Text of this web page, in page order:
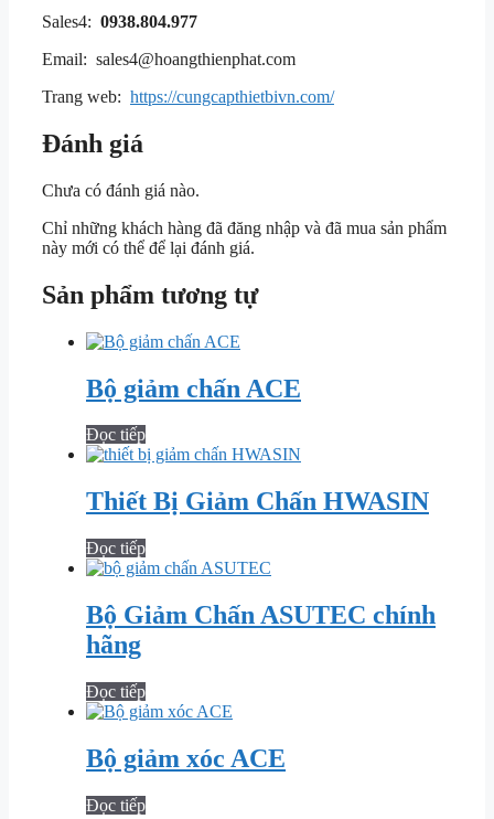
Sales4: 0938.804.977
Email: sales4@hoangthienphat.com
Trang web: https://cungcapthietbivn.com/
Đánh giá
Chưa có đánh giá nào.
Chỉ những khách hàng đã đăng nhập và đã mua sản phẩm
này mới có thể để lại đánh giá.
Sản phẩm tương tự
Bộ giảm chấn ACE
Đọc tiếp
Thiết Bị Giảm Chấn HWASIN
Đọc tiếp
Bộ Giảm Chấn ASUTEC chính
hãng
Đọc tiếp
Bộ giảm xóc ACE
Đọc tiếp